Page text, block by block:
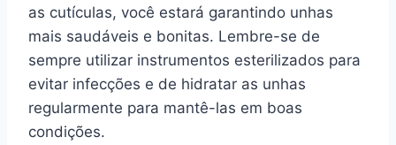
as cutículas, você estará garantindo unhas
mais saudáveis e bonitas. Lembre-se de
sempre utilizar instrumentos esterilizados para
evitar infecções e de hidratar as unhas
regularmente para mantê-las em boas
condições.